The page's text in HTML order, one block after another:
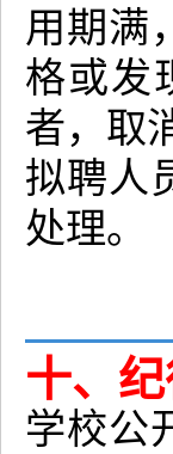
用期满
格或发
者，取
拟聘人
处理。
十、
学校公